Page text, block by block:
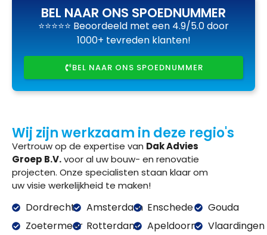
BEL NAAR ONS SPOEDNUMMER
⭐⭐⭐⭐⭐ Beoordeeld met een 4.9/5.0 door
1000+ tevreden klanten!
BEL NAAR ONS SPOEDNUMMER
Wij zijn werkzaam in deze regio's
Vertrouw op de expertise van Dak Advies
Groep B.V.voor al uw bouw- en renovatie
projecten. Onze specialisten staan klaar om
uw visie werkelijkheid te maken!
Dordrecht
Zoetermeer
Amsterdam
Rotterdam
Enschede
Apeldoorn
Gouda
Vlaardingen